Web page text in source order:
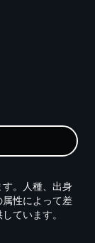
。人種、出身
性によって差
ています。